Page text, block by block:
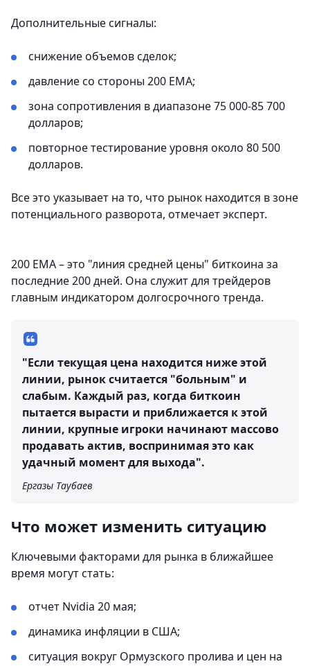
Дополнительные сигналы:
снижение объемов сделок;
давление со стороны 200 EMA;
зона сопротивления в диапазоне 75 000-85 700
долларов;
повторное тестирование уровня около 80 500
долларов.
Все это указывает на то, что рынок находится в зоне
потенциального разворота, отмечает эксперт.
200 EMA – это "линия средней цены" биткоина за
последние 200 дней. Она служит для трейдеров
главным индикатором долгосрочного тренда.
"Если текущая цена находится ниже этой
линии, рынок считается "больным" и
слабым. Каждый раз, когда биткоин
пытается вырасти и приближается к этой
линии, крупные игроки начинают массово
продавать актив, воспринимая это как
удачный момент для выхода".
Ергазы Таубаев
Что может изменить ситуацию
Ключевыми факторами для рынка в ближайшее
время могут стать:
отчет Nvidia 20 мая;
динамика инфляции в США;
ситуация вокруг Ормузского пролива и цен на